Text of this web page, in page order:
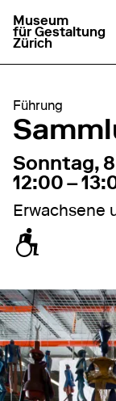
zur Startseite
Museum
für Gestaltung
Zürich
Führung
8. Juni
Sonntag,
12:00 –
Erwachsene